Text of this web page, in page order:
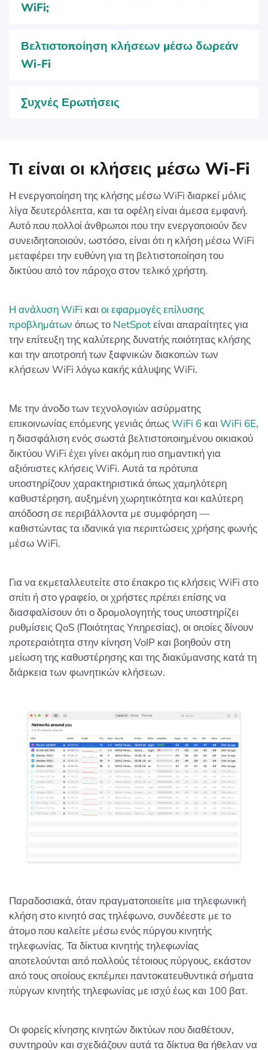
WiFi;
Βελτιστοποίηση κλήσεων μέσω δωρεάν
Wi-Fi
Συχνές Ερωτήσεις
Τι είναι οι κλήσεις μέσω Wi-Fi
Η ενεργοποίηση της κλήσης μέσω WiFi διαρκεί μόλις
λίγα δευτερόλεπτα, και τα οφέλη είναι άμεσα εμφανή.
Αυτό που πολλοί άνθρωποι που την ενεργοποιούν δεν
συνειδητοποιούν, ωστόσο, είναι ότι η κλήση μέσω WiFi
μεταφέρει την ευθύνη για τη βελτιστοποίηση του
δικτύου από τον πάροχο στον τελικό χρήστη.
Η ανάλυση WiFi και οι εφαρμογές επίλυσης
προβλημάτων όπως το NetSpotείναι απαραίτητες για
την επίτευξη της καλύτερης δυνατής ποιότητας κλήσης
και την αποτροπή των ξαφνικών διακοπών των
κλήσεων WiFi λόγω κακής κάλυψης WiFi.
Με την άνοδο των τεχνολογιών ασύρματης
επικοινωνίας επόμενης γενιάς όπωςWiFi 6 και WiFi 6E,
η διασφάλιση ενός σωστά βελτιστοποιημένου οικιακού
δικτύου WiFi έχει γίνει ακόμη πιο σημαντική για
αξιόπιστες κλήσεις WiFi. Αυτά τα πρότυπα
υποστηρίζουν χαρακτηριστικά όπως χαμηλότερη
καθυστέρηση, αυξημένη χωρητικότητα και καλύτερη
απόδοση σε περιβάλλοντα με συμφόρηση —
καθιστώντας τα ιδανικά για περιπτώσεις χρήσης φωνής
μέσω WiFi.
Για να εκμεταλλευτείτε στο έπακρο τις κλήσεις WiFi στο
σπίτι ή στο γραφείο, οι χρήστες πρέπει επίσης να
διασφαλίσουν ότι ο δρομολογητής τους υποστηρίζει
ρυθμίσεις QoS (Ποιότητας Υπηρεσίας), οι οποίες δίνουν
προτεραιότητα στην κίνηση VoIP και βοηθούν στη
μείωση της καθυστέρησης και της διακύμανσης κατά τη
διάρκεια των φωνητικών κλήσεων.
Παραδοσιακά, όταν πραγματοποιείτε μια τηλεφωνική
κλήση στο κινητό σας τηλέφωνο, συνδέεστε με το
άτομο που καλείτε μέσω ενός πύργου κινητής
τηλεφωνίας. Τα δίκτυα κινητής τηλεφωνίας
αποτελούνται από πολλούς τέτοιους πύργους, εκάστον
από τους οποίους εκπέμπει παντοκατευθυντικά σήματα
πύργων κινητής τηλεφωνίας με ισχύ έως και 100 βατ.
Οι φορείς κίνησης κινητών δικτύων που διαθέτουν,
συντηρούν και σχεδιάζουν αυτά τα δίκτυα θα ήθελαν να